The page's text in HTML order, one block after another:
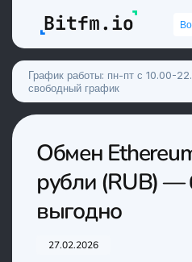
График работы: пн-пт с 10.00-
свободный график
Обмен
рубли (RUB) —
выгодно
27.02.2026